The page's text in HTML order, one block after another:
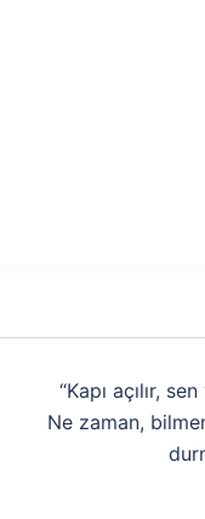
“Kapı açılır,
Ne zaman,